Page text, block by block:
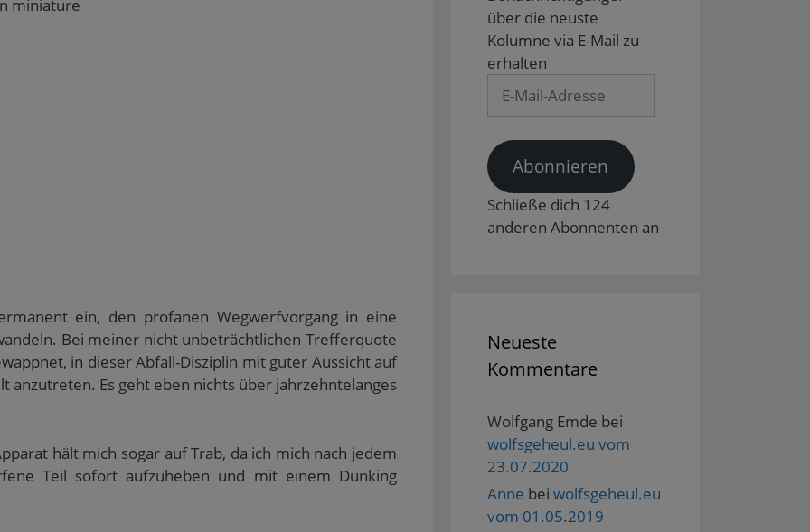
miniature
ein, den profanen Wegwerfvorgang in eine
Bei meiner nicht unbeträchtlichen Trefferquote
in dieser Abfall-Disziplin mit guter Aussicht auf
anzutreten. Es geht eben nichts über jahrzehntelanges
hält mich sogar auf Trab, da ich mich nach jedem
Teil sofort aufzuheben und mit einem Dunking
über die neuste
Kolumne via E-Mail zu
erhalten
Mail-
Abonnieren
Schließe dich 124
anderen Abonnenten an
Neueste
Kommentare
Wolfgang Emde bei
wolfsgeheul.eu vom
23.07.2020
Anne bei wolfsgeheul.eu
vom 01.05.2019